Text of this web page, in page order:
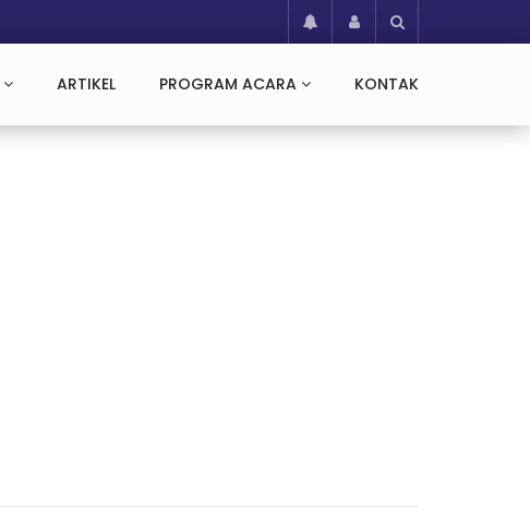
ARTIKEL PROGRAM ACARA KONTAK